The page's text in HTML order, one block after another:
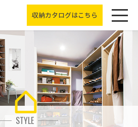
収納カタログはこちら
STYLE